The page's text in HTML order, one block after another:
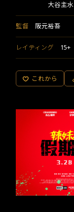
大谷主水
監督 阪元裕吾
レイティング 15+
これから